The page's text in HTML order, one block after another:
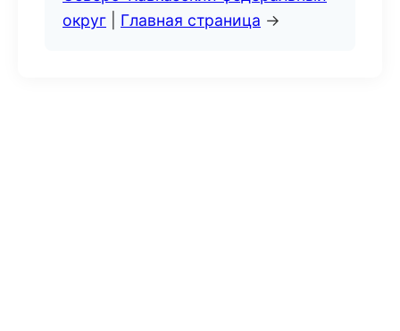
округ
Главная страница →